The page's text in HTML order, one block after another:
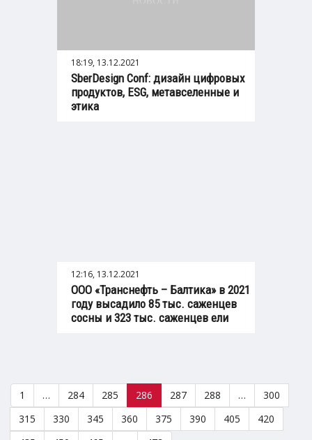
18:19, 13.12.2021
SberDesign Conf: дизайн цифровых
продуктов, ESG, метавселенные и
этика
12:16, 13.12.2021
ООО «Транснефть – Балтика» в 2021
году высадило 85 тыс. саженцев
сосны и 323 тыс. саженцев ели
1 … 284 285 286 287 288 …
300
315
330 345 360 375 390 405
420